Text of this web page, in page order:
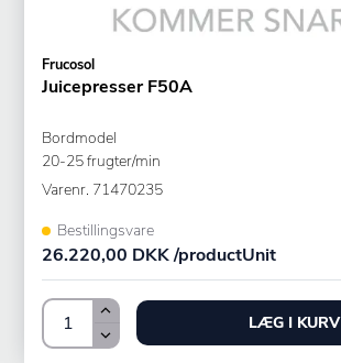
Frucosol
Juicepresser F50A
Bordmodel
20-25 frugter/min
Varenr. 71470235
Bestillingsvare
26.220,00 DKK /productUnit
LÆG I KURV